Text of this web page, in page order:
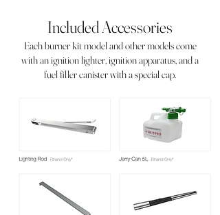
Included Accessories
Each burner kit model and other models come
with an ignition lighter, ignition apparatus, and a
fuel filler canister with a special cap.